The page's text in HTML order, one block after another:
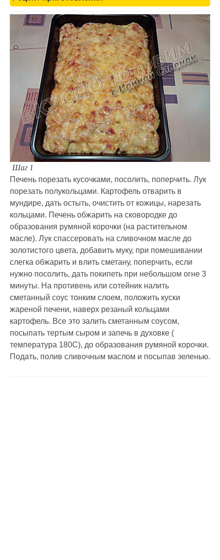
Шаг 1
Печень порезать кусочками, посолить, поперчить. Лук
порезать полукольцами. Картофель отварить в
мундире, дать остыть, очистить от кожицы, нарезать
кольцами. Печень обжарить на сковородке до
образования румяной корочки (на растительном
масле). Лук спассеровать на сливочном масле до
золотистого цвета, добавить муку, при помешивании
слегка обжарить и влить сметану, поперчить, если
нужно посолить, дать покипеть при небольшом огне 3
минуты. На противень или сотейник налить
сметанный соус тонким слоем, положить куски
жареной печени, наверх резаный кольцами
картофель. Все это залить сметанным соусом,
посыпать тертым сыром и запечь в духовке (
температура 180C), до образования румяной корочки.
Подать, полив сливочным маслом и посыпав зеленью.